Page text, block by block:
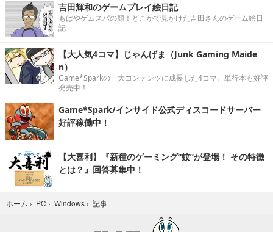
吉田輝和のゲームプレイ絵日記
もはやゲムスパの顔！どこかで見かけた吉田さんのゲーム絵日
記
【大人気4コマ】じゃんげま（Junk Gaming Maide
n）
Game*Sparkの一大コンテンツに成長した4コマ。単行本も好評
発売中！
Game*Spark/インサイド公式ディスコードサーバー
好評稼働中！
【大喜利】『新種のゲーミング“蚊”が登場！ その特徴
とは？』回答募集中！
ホーム › PC › Windows › 記事